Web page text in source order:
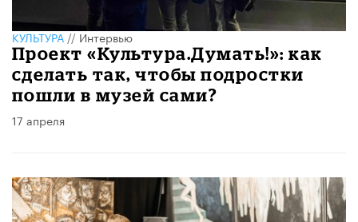
КУЛЬТУРА//Интервью
Проект «Культура.Думать!»: как
сделать так, чтобы подростки
пошли в музей сами?
17 апреля